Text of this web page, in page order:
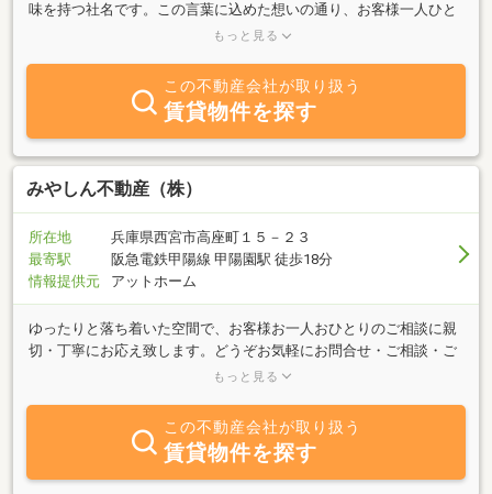
味を持つ社名です。この言葉に込めた想いの通り、お客様一人ひと
りの多様なニーズに応え、より豊かな暮らしを「あなたのために」
ター」、「福祉用具」の各部門が密接に連携することで、お客様の
様々なご要望にワンストップで対応できるのが株式会社プールトワ
の強みです。住まいに関するお悩みから、介護や福祉に関するご相
談まで、ぜひ私たちにご相談ください。「あなたのために」最適な
ソリューションをご提供いたします。
もっと見る
この不動産会社が取り扱う
賃貸物件を探す
みやしん不動産（株）
所在地
兵庫県西宮市高座町１５－２３
最寄駅
阪急電鉄甲陽線 甲陽園駅 徒歩18分
情報提供元
アットホーム
ゆったりと落ち着いた空間で、お客様お一人おひとりのご相談に親
切・丁寧にお応え致します。どうぞお気軽にお問合せ・ご相談・ご
来店ください。【各種相談・物件査定はもちろん無料です！】まず
調整のうえ、不動産取引に関するあらゆる情報を公平に開示したう
えで、お話を進めてまいります。≪フリーダイヤル：０１２０－８
００－８４６≫【全国の不動産に対応！】西宮市をはじめ阪神間、
関西一円、日本全国の不動産にも対応しております。ご実家や田舎
もっと見る
この不動産会社が取り扱う
賃貸物件を探す